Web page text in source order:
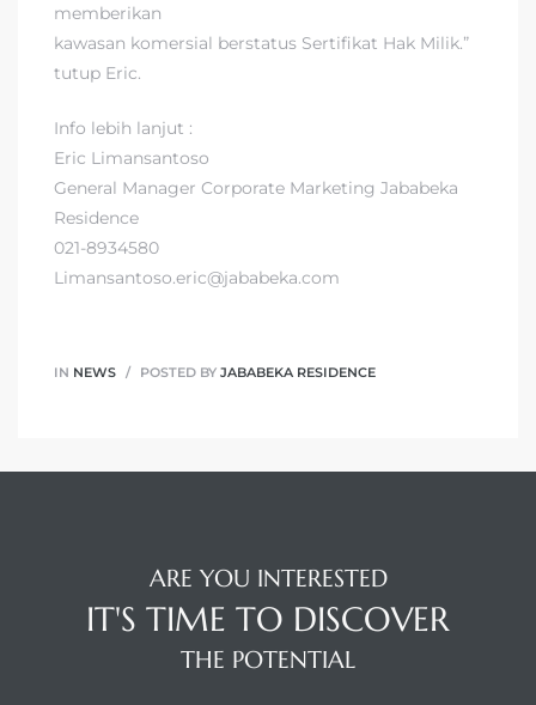
memberikan
kawasan komersial berstatus Sertifikat Hak Milik.”
tutup Eric.
Info lebih lanjut :
Eric Limansantoso
General Manager Corporate Marketing Jababeka
Residence
021-8934580
Limansantoso.eric@jababeka.com
IN NEWS POSTED BY JABABEKA RESIDENCE
ARE YOU INTERESTED
IT'S TIME TO DISCOVER
THE POTENTIAL